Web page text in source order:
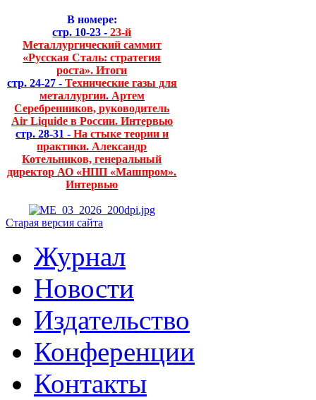
В номере:
стр. 10-23 - 23-й
Металлургический саммит
«Русская Сталь: стратегия
роста». Итоги
стр. 24-27 - Технические газы для
металлургии. Артем
Серебренников, руководитель
Air Liquide в России. Интервью
стр. 28-31 - На стыке теории и
практики. Александр
Котельников, генеральный
директор АО «НПП «Машпром».
Интервью
Старая версия сайта
Журнал
Новости
Издательство
Конференции
Контакты